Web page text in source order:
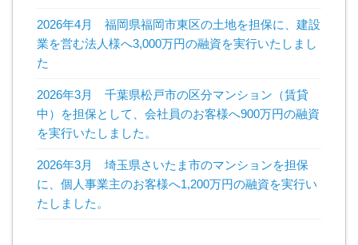
2026年4月 福岡県福岡市東区の土地を担保に、建設
業を営む法人様へ3,000万円の融資を実行いたしまし
た
2026年3月 千葉県松戸市の区分マンション（賃貸
中）を担保として、会社員のお客様へ900万円の融資
を実行いたしました。
2026年3月 埼玉県さいたま市のマンションを担保
に、個人事業主のお客様へ1,200万円の融資を実行い
たしました。